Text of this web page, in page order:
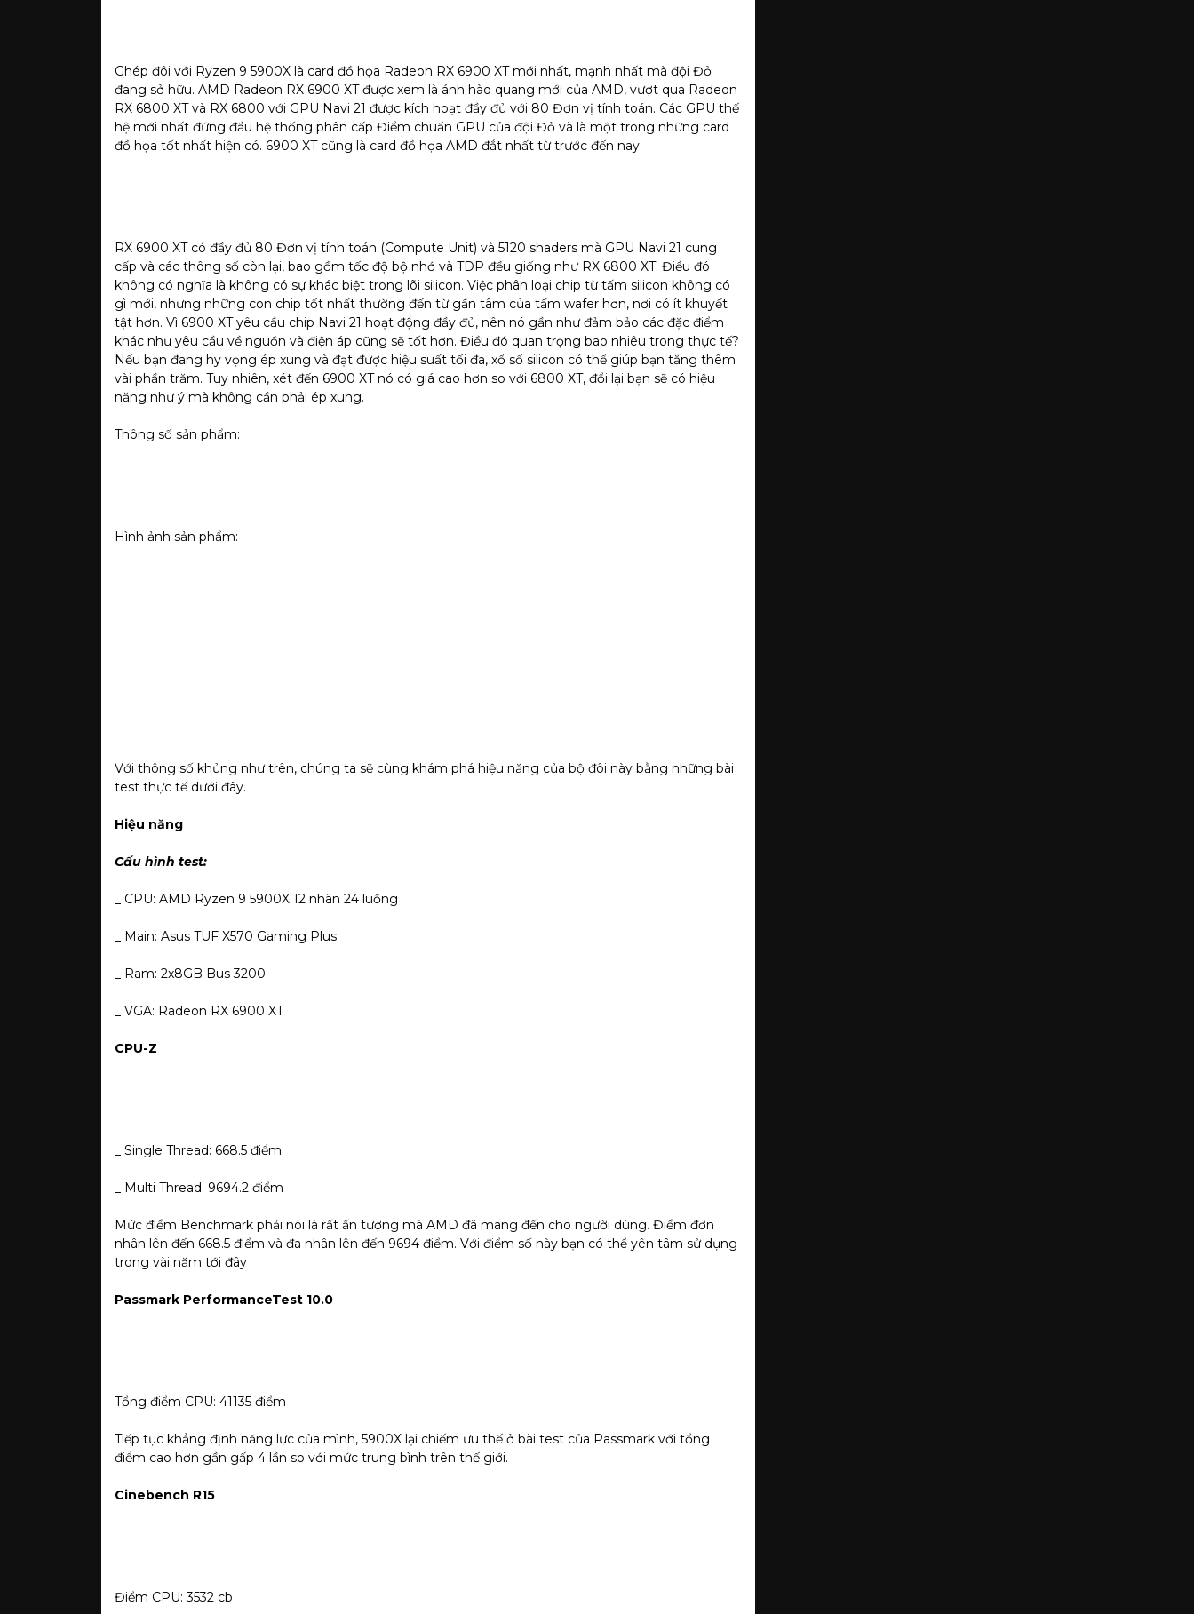
Ghép đôi với Ryzen 9 5900X là card đồ họa Radeon RX 6900 XT mới nhất, mạnh nhất mà đội Đỏ
đang sở hữu. AMD Radeon RX 6900 XT được xem là ánh hào quang mới của AMD, vượt qua Radeon
RX 6800 XT và RX 6800 với GPU Navi 21 được kích hoạt đầy đủ với 80 Đơn vị tính toán. Các GPU thế
hệ mới nhất đứng đầu hệ thống phân cấp Điểm chuẩn GPU của đội Đỏ và là một trong những card
đồ họa tốt nhất hiện có. 6900 XT cũng là card đồ họa AMD đắt nhất từ trước đến nay.
RX 6900 XT có đầy đủ 80 Đơn vị tính toán (Compute Unit) và 5120 shaders mà GPU Navi 21 cung
cấp và các thông số còn lại, bao gồm tốc độ bộ nhớ và TDP đều giống như RX 6800 XT. Điều đó
không có nghĩa là không có sự khác biệt trong lõi silicon. Việc phân loại chip từ tấm silicon không có
gì mới, nhưng những con chip tốt nhất thường đến từ gần tâm của tấm wafer hơn, nơi có ít khuyết
tật hơn. Vì 6900 XT yêu cầu chip Navi 21 hoạt động đầy đủ, nên nó gần như đảm bảo các đặc điểm
khác như yêu cầu về nguồn và điện áp cũng sẽ tốt hơn. Điều đó quan trọng bao nhiêu trong thực tế?
Nếu bạn đang hy vọng ép xung và đạt được hiệu suất tối đa, xổ số silicon có thể giúp bạn tăng thêm
vài phần trăm. Tuy nhiên, xét đến 6900 XT nó có giá cao hơn so với 6800 XT, đổi lại bạn sẽ có hiệu
năng như ý mà không cần phải ép xung.
Thông số sản phẩm:
Hình ảnh sản phẩm:
Với thông số khủng như trên, chúng ta sẽ cùng khám phá hiệu năng của bộ đôi này bằng những bài
test thực tế dưới đây.
Hiệu năng
Cấu hình test:
_ CPU: AMD Ryzen 9 5900X 12 nhân 24 luồng
_ Main: Asus TUF X570 Gaming Plus
_ Ram: 2x8GB Bus 3200
_ VGA: Radeon RX 6900 XT
CPU-Z
_ Single Thread: 668.5 điểm
_ Multi Thread: 9694.2 điểm
Mức điểm Benchmark phải nói là rất ấn tượng mà AMD đã mang đến cho người dùng. Điểm đơn
nhân lên đến 668.5 điểm và đa nhân lên đến 9694 điểm. Với điểm số này bạn có thể yên tâm sử dụng
trong vài năm tới đây
Passmark PerformanceTest 10.0
Tổng điểm CPU: 41135 điểm
Tiếp tục khẳng định năng lực của mình, 5900X lại chiếm ưu thế ở bài test của Passmark với tổng
điểm cao hơn gần gấp 4 lần so với mức trung bình trên thế giới.
Cinebench R15
Điểm CPU: 3532 cb